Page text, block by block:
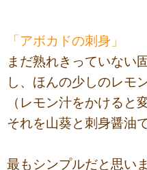
「アボカドの刺身」
まだ熟れきっていない
し、ほんの少しのレモ
（レモン汁をかけると
それを山葵と刺身醤油
最もシンプルだと思いま